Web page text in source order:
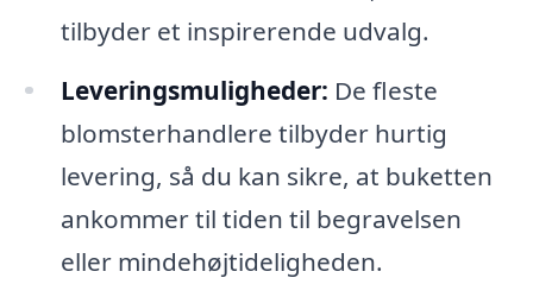
tilbyder et inspirerende udvalg.
Leveringsmuligheder: De fleste
blomsterhandlere tilbyder hurtig
levering, så du kan sikre, at buketten
ankommer til tiden til begravelsen
eller mindehøjtideligheden.